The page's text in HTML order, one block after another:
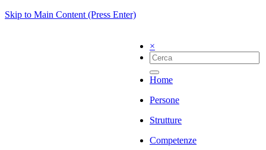
Skip to Main Content (Press Enter)
×
Home
Persone
Strutture
Competenze